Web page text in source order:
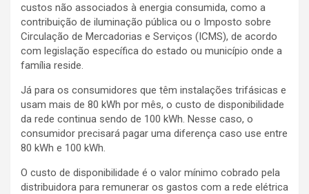
custos não associados à energia consumida, como a
contribuição de iluminação pública ou o Imposto sobre
Circulação de Mercadorias e Serviços (ICMS), de acordo
com legislação específica do estado ou município onde a
família reside.
Já para os consumidores que têm instalações trifásicas e
usam mais de 80 kWh por mês, o custo de disponibilidade
da rede continua sendo de 100 kWh. Nesse caso, o
consumidor precisará pagar uma diferença caso use entre
80 kWh e 100 kWh.
O custo de disponibilidade é o valor mínimo cobrado pela
distribuidora para remunerar os gastos com a rede elétrica